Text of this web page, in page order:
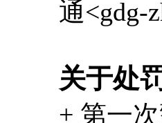
通<gdg-
关于处
+ 第一